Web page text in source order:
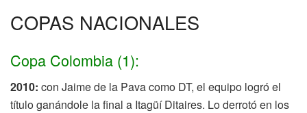
COPAS NACIONALES
Copa Colombia (1):
2010: con Jaime de la Pava como DT, el equipo logró el
título ganándole la final a Itagüí Ditaires. Lo derrotó en los